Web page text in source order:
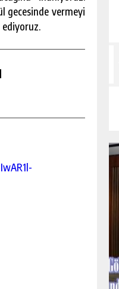
gecesinde vermeyi